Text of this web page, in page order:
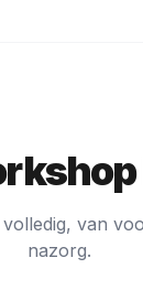
van
nazorg.